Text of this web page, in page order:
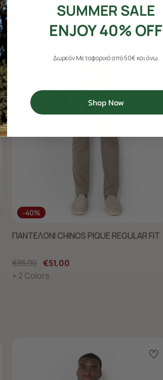
-40%
ΠΑΝΤΕΛΟΝΙ CHINOS PIQUE REGULAR FIT
€85,00 €51,00
+ 2 Colors
SUMMER SALE
ENJOY 40% OFF
Δωρεάν Μεταφορικά από 50€ και άνω.
Shop Now